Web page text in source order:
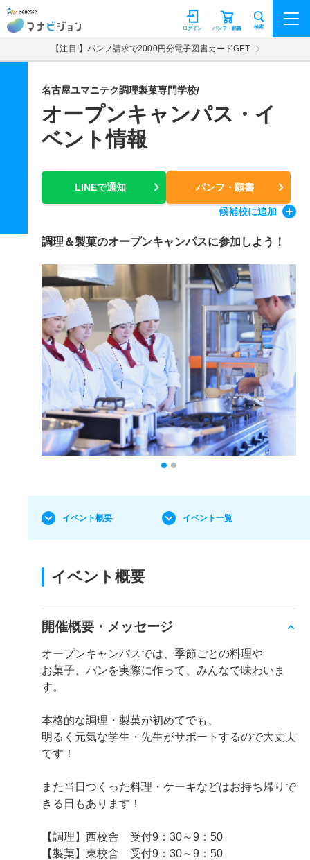
マナビジョン パンフ・願書
ログイン 検索
【注目!】パンフ請求で2000円分電子図書カードGET
名古屋ユマニテク調理製菓専門学校/
オープンキャンパス・イ
ベント情報
LINEで通知 パンフ・願書
候補校に追加
調理＆製菓のオープンキャンパスに参加しよう！
イベント概要 イベント一覧
イベント概要
開催概要・メッセージ
オープンキャンパスでは、季節ごとの料理や
お菓子、パンを実際に作って、みんなで味わいま
す。
本格的な調理・製菓が初めてでも、
明るく元気な学生・先生がサポートするので大丈夫
です！
また当日つくった料理・ケーキなどはお持ち帰りで
きる日もあります！
【調理】西校舎 受付9：30～9：50
【製菓】東校舎 受付9：30～9：50